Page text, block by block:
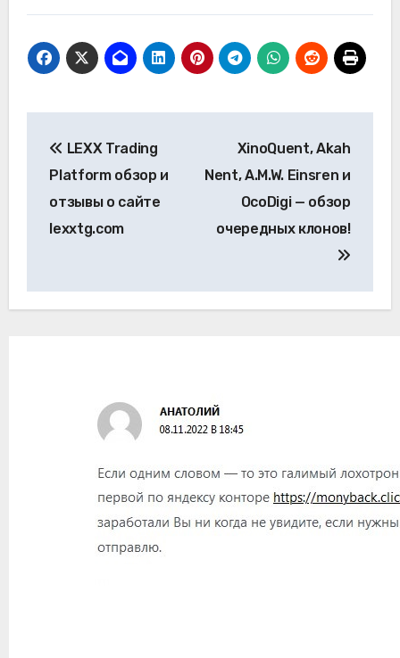
по
записям
LEXX Trading
Platform обзор и
отзывы о сайте
lexxtg.com
XinoQuent, Akah
Nent, A.M.W. Einsren и
OcoDigi — обзор
очередных клонов!